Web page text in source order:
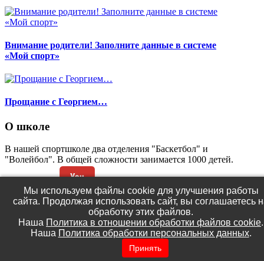
Внимание родители! Заполните данные в системе
«Мой спорт»
Прощание с Георгием…
О школе
В нашей спортшколе два отделения "Баскетбол" и
"Волейбол". В общей сложности занимается 1000 детей.
(C) МБУДО СШ №2 «Ювента»
Разработка и администрирование сайта -Роман Попов
Политика в отношении обработки файлов
Политика обработки персональных данных
Мы используем файлы cookie для улучшения работы
сайта. Продолжая использовать сайт, вы соглашаетесь
обработку этих файлов.
Наша Политика в отношении обработки файлов cookie.
Наша Политика обработки персональных данных.
Принять